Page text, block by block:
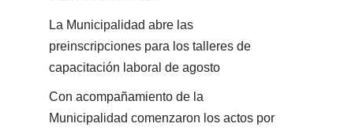
La Municipalidad abre las
preinscripciones para los talleres de
capacitación laboral de agosto
Con acompañamiento de la
Municipalidad comenzaron los actos por